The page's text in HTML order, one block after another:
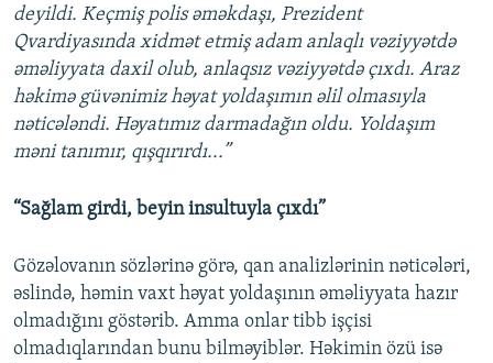
deyildi. Keçmiş polis əməkdaşı, Prezident
Qvardiyasında xidmət etmiş adam anlaqlı vəziyyətdə
əməliyyata daxil olub, anlaqsız vəziyyətdə çıxdı. Araz
həkimə güvənimiz həyat yoldaşımın əlil olmasıyla
nəticələndi. Həyatımız darmadağın oldu. Yoldaşım
məni tanımır, qışqırırdı...”
“Sağlam girdi, beyin insultuyla çıxdı”
Gözəlovanın sözlərinə görə, qan analizlərinin nəticələri,
əslində, həmin vaxt həyat yoldaşının əməliyyata hazır
olmadığını göstərib. Amma onlar tibb işçisi
olmadıqlarından bunu bilməyiblər. Həkimin özü isə